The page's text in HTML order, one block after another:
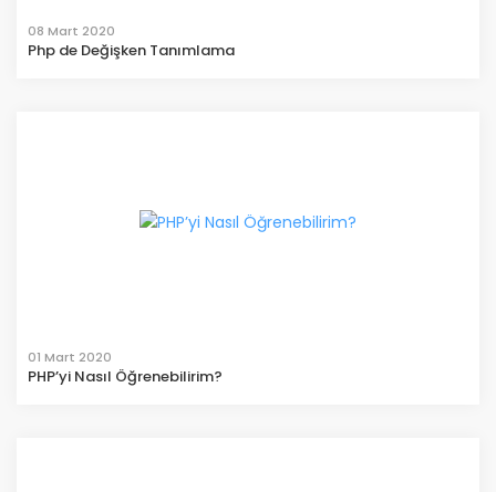
08 Mart 2020
Php de Değişken Tanımlama
01 Mart 2020
PHP’yi Nasıl Öğrenebilirim?